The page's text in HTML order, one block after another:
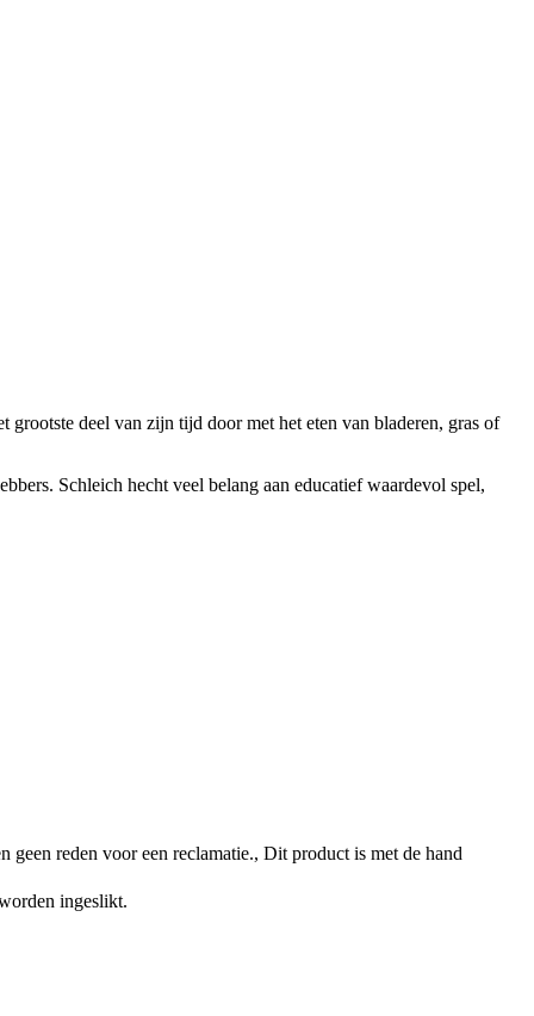
deel van zijn tijd door met het eten van bladeren, gras of
Schleich hecht veel belang aan educatief waardevol spel,
reden voor een reclamatie., Dit product is met de hand
ingeslikt.